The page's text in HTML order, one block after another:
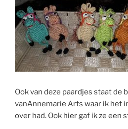
Ook van deze paardjes staat de
vanAnnemarie Arts waar ik het
over had. Ook hier gaf ik ze een